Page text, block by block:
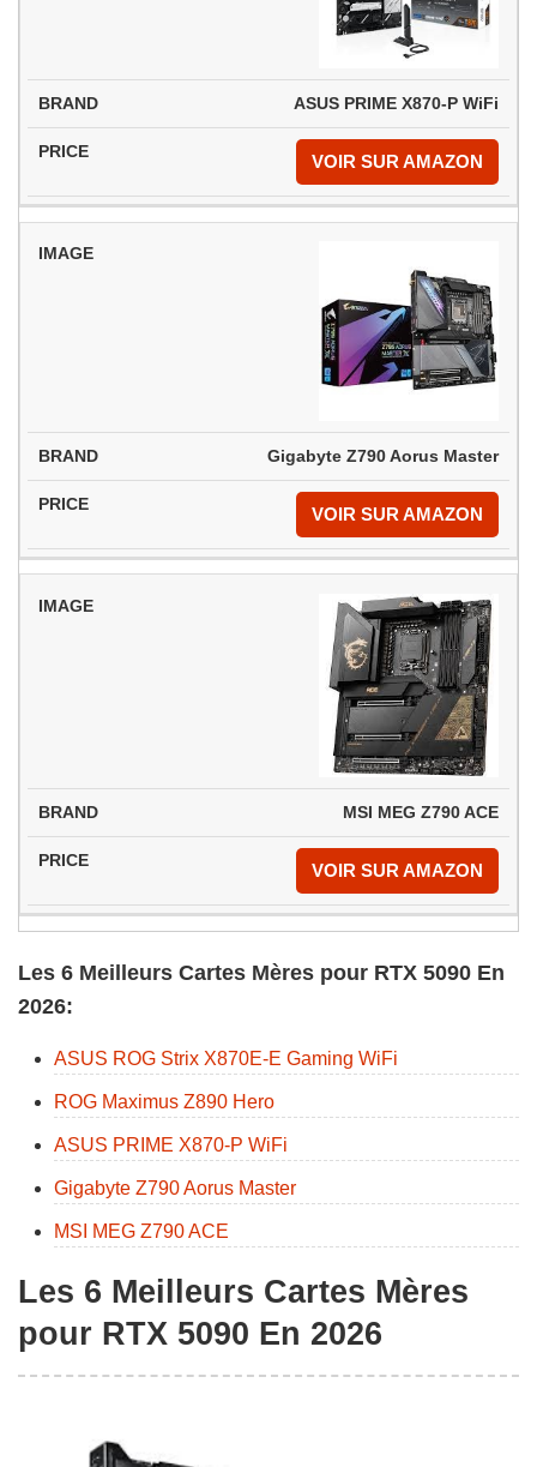
ASUS PRIME X870-P WiFi
VOIR SUR AMAZON
Gigabyte Z790 Aorus Master
VOIR SUR AMAZON
MSI MEG Z790 ACE
VOIR SUR AMAZON
Les 6 Meilleurs Cartes Mères pour RTX 5090 En
2026:
ASUS ROG Strix X870E-E Gaming WiFi
ROG Maximus Z890 Hero
ASUS PRIME X870-P WiFi
Gigabyte Z790 Aorus Master
MSI MEG Z790 ACE
Les 6 Meilleurs Cartes Mères
pour RTX 5090 En 2026